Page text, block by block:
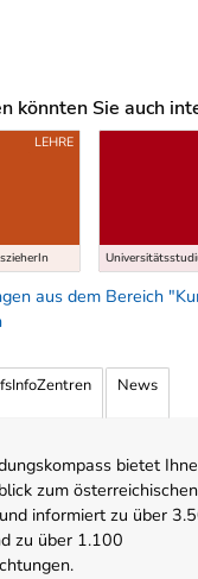
könnten Sie auch
LEHRE
aus dem Bereich
News
bietet
zum österreichischen
informiert zu über
zu über 1.100